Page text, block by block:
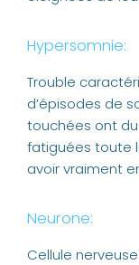
Hypersomnie:
Trouble
d’épisodes de
touchées ont
fatiguées toute
avoir vraiment
Neurone:
Cellule